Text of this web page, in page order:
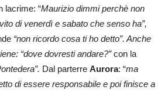
lacrime: “Maurizio dimmi perchè non
di venerdì e sabato che senso ha”,
“non ricordo cosa ti ho detto”. Anche
“dove dovresti andare?”con la
Dal parterre Aurora: “ma
di essere responsabile e poi finisce a